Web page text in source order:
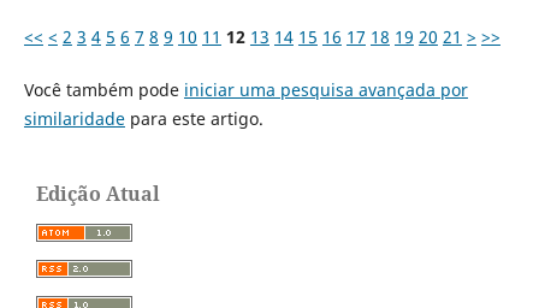
<< < 2 3 4 5 6 7 8 9 10 11 12 13 14 15 16 17 18 19 20 21 > >>
Você também pode iniciar uma pesquisa avançada por
similaridadepara este artigo.
Edição Atual